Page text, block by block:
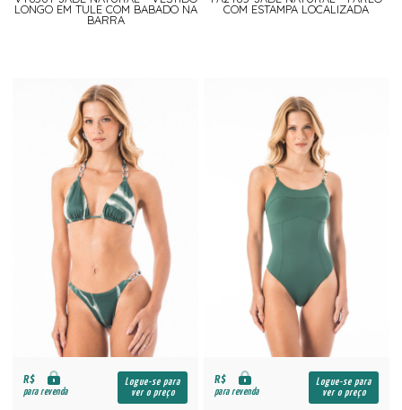
LONGO EM TULE COM BABADO NA
BARRA
COM ESTAMPA LOCALIZADA
R$
para revenda
Logue-se para
ver o preço
R$
para revenda
Logue-se para
ver o preço